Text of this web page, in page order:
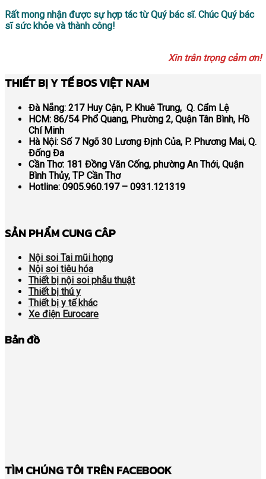
Rất mong nhận được sự hợp tác từ Quý bác sĩ. Chúc Quý bác
sĩ sức khỏe và thành công!
Xin trân trọng cảm ơn!
THIẾT BỊ Y TẾ BOS VIỆT NAM
Đà Nẵng: 217 Huy Cận, P. Khuê Trung, Q. Cẩm Lệ
HCM: 86/54 Phổ Quang, Phường 2, Quận Tân Bình, Hồ
Chí Minh
Hà Nội: Số 7 Ngõ 30 Lương Định Của, P. Phương Mai, Q.
Đống Đa
Cần Thơ: 181 Đồng Văn Cống, phường An Thới, Quận
Bình Thủy, TP Cần Thơ
Hotline: 0905.960.197 – 0931.121319
SẢN PHẨM CUNG CÂP
Nội soi Tai mũi họng
Nội soi tiêu hóa
Thiết bị nội soi phẫu thuật
Thiết bị thú y
Thiết bị y tế khác
Xe điện Eurocare
Bản đồ
TÌM CHÚNG TÔI TRÊN FACEBOOK